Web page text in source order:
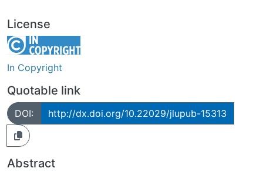
License
In Copyright
Quotable link
DOI: http://dx.doi.org/10.22029/jlupub-15313
Abstract